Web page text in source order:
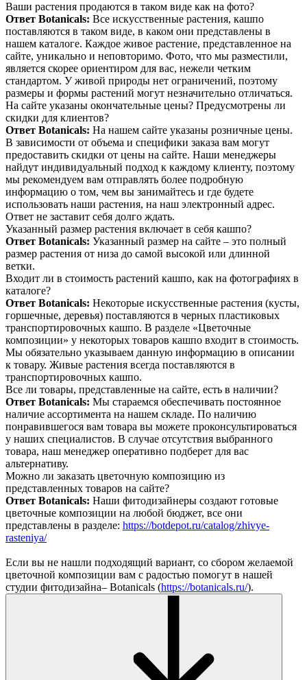
Ваши растения продаются в таком виде как на фото?
Ответ Botanicals: Все искусственные растения, кашпо
поставляются в таком виде, в каком они представлены в
нашем каталоге. Каждое живое растение, представленное на
сайте, уникально и неповторимо. Фото, что мы разместили,
является скорее ориентиром для вас, нежели четким
стандартом. У живой природы нет ограничений, поэтому
размеры и формы растений могут незначительно отличаться.
На сайте указаны окончательные цены? Предусмотрены ли
скидки для клиентов?
Ответ Botanicals: На нашем сайте указаны розничные цены.
В зависимости от объема и специфики заказа вам могут
предоставить скидки от цены на сайте. Наши менеджеры
найдут индивидуальный подход к каждому клиенту, поэтому
мы рекомендуем вам отправлять более подробную
информацию о том, чем вы занимайтесь и где будете
использовать наши растения, на наш электронный адрес.
Ответ не заставит себя долго ждать.
Указанный размер растения включает в себя кашпо?
Ответ Botanicals: Указанный размер на сайте – это полный
размер растения от низа до самой высокой или длинной
ветки.
Входит ли в стоимость растений кашпо, как на фотографиях в
каталоге?
Ответ Botanicals: Некоторые искусственные растения (кусты,
горшечные, деревья) поставляются в черных пластиковых
транспортировочных кашпо. В разделе «Цветочные
композиции» у некоторых товаров кашпо входит в стоимость.
Мы обязательно указываем данную информацию в описании
к товару. Живые растения всегда поставляются в
транспортировочных кашпо.
Все ли товары, представленные на сайте, есть в наличии?
Ответ Botanicals: Мы стараемся обеспечивать постоянное
наличие ассортимента на нашем складе. По наличию
понравившегося вам товара вы можете проконсультироваться
у наших специалистов. В случае отсутствия выбранного
товара, наш менеджер оперативно подберет для вас
альтернативу.
Можно ли заказать цветочную композицию из
представленных товаров на сайте?
Ответ Botanicals: Наши фитодизайнеры создают готовые
цветочные композиции на любой бюджет, все они
представлены в разделе: https://botdepot.ru/catalog/zhivye-
rasteniya/
Если вы не нашли подходящий вариант, со сбором желаемой
цветочной композиции вам с радостью помогут в нашей
студии фитодизайна– Botanicals (https://botanicals.ru/).